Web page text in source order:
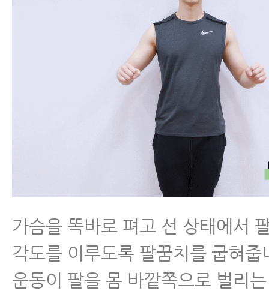
가슴을 똑바로 펴고 선 상태에서
각도를 이루도록 팔꿈치를 굽혀줍
운동이 팔을 몸 바깥쪽으로 벌리